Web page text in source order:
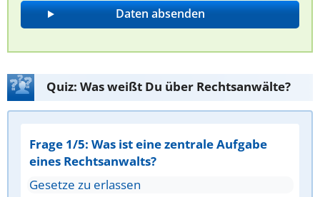
Quiz: Was weißt Du über Rechtsanwälte?
Frage 1/5: Was ist eine zentrale Aufgabe
eines Rechtsanwalts?
Gesetze zu erlassen